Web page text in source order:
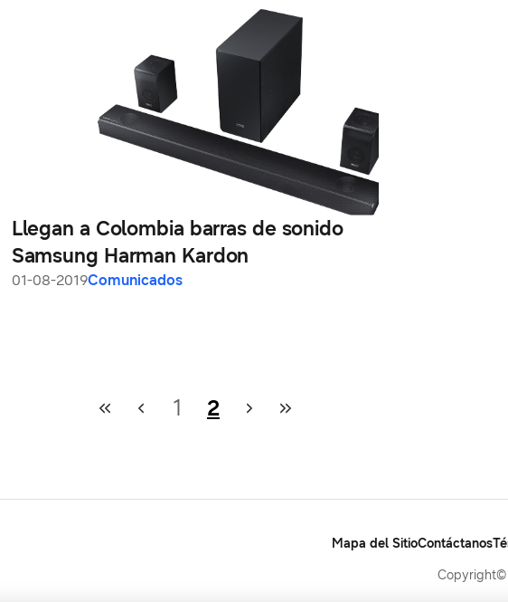
Llegan a Colombia barras de sonido
Samsung Harman Kardon
01-08-2019Comunicados
1 2
Mapa del SitioContáctanos
Copyright©